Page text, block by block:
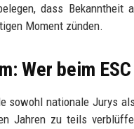
dass
Moment zünden.
Wer beim
sowohl nationale Jurys
Jahren zu teils